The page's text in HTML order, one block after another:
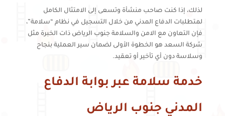
لذلك، إذا كنت صاحب منشأة وتسعى إلى الامتثال الكامل
لمتطلبات الدفاع المدني من خلال التسجيل في نظام “سلامة”،
فإن التعاون مع الامن والسلامة جنوب الرياض ذات الخبرة مثل
شركة السعد هو الخطوة الأولى لضمان سير العملية بنجاح
وسلاسة دون أي تأخير أو تعقيد.
خدمة سلامة عبر بوابة الدفاع
المدني جنوب الرياض